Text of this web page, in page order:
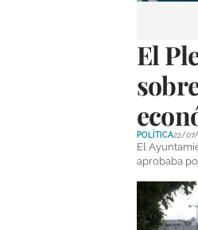
El
POLÍTICA22/07/
El
aprobaba